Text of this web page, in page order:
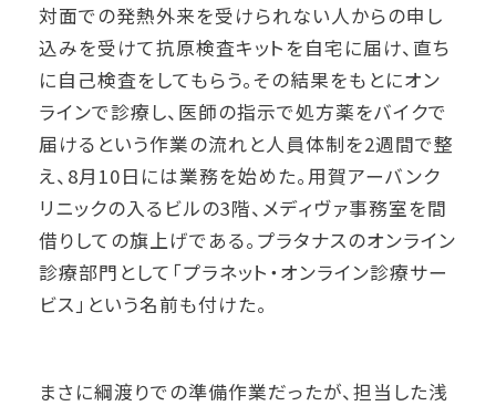
対面での発熱外来を受けられない人からの申し
込みを受けて抗原検査キットを自宅に届け、直ち
に自己検査をしてもらう。その結果をもとにオン
ラインで診療し、医師の指示で処方薬をバイクで
届けるという作業の流れと人員体制を2週間で整
え、8月10日には業務を始めた。用賀アーバンク
リニックの入るビルの3階、メディヴァ事務室を間
借りしての旗上げである。プラタナスのオンライン
診療部門として「プラネット・オンライン診療サー
ビス」という名前も付けた。
まさに綱渡りでの準備作業だったが、担当した浅